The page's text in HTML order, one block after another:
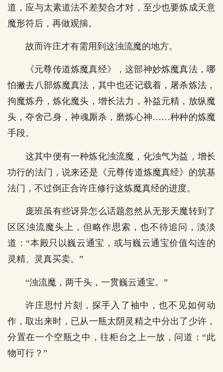
道，应与太素道法不差契合才对，至少也要炼成天意
魔形符后，再做观揣。
故而许庄才有需用到这浊流魔的地方。
《元尊传道炼魔真经》，这部神妙炼魔真法，哪
怕撇去八部炼魔真法，其中也还记载着，屠杀炼法，
拘魔炼丹，炼化魔头，增长法力，补益元精，放纵魔
头，夺舍己身，神魂厮杀，磨炼心神……种种的炼魔
手段。
这其中便有一种炼化浊流魔，化浊气为益，增长
功行的法门，说来还是《元尊传道炼魔真经》的筑基
法门，不过倒正合许庄修行这炼魔真经的进度。
庞班虽有些讶异怎么话题忽然从无形天魔转到了
区区浊流魔头上，但略作思索，也不待追问，淡淡
道：“本殿只以巍云通宝，或与巍云通宝价值勾连的
灵精、灵真买卖。”
“浊流魔，两千头，一贯巍云通宝。”
许庄思忖片刻，探手入了袖中，也不见如何动
作，取出来时，已从一瓶太阴灵精之中分出了少许，
分置在一个空瓶之中，往柜台之上一放，问道：“此
物可行？”